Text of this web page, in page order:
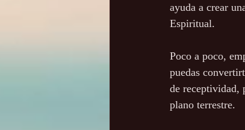
ayuda a crear
Espiritual.
Poco a poco,
puedas
de receptividad,
plano terrestre.